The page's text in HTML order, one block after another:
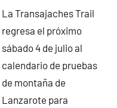
La Transajaches Trail
regresa el próximo
sábado 4 de julio al
calendario de pruebas
de montaña de
Lanzarote para